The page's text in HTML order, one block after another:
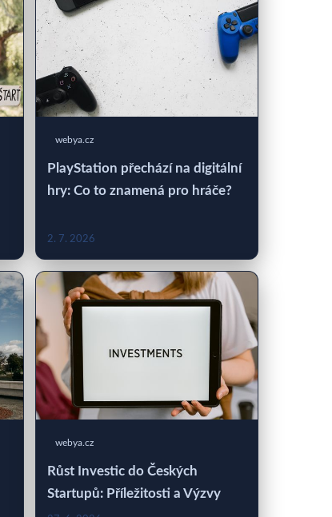
webya.cz
PlayStation přechází na digitální
hry: Co to znamená pro hráče?
2. 7. 2026
webya.cz
Růst Investic do Českých
Startupů: Příležitosti a Výzvy